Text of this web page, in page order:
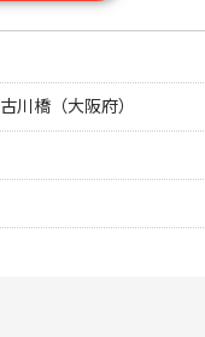
古川橋（大阪府）